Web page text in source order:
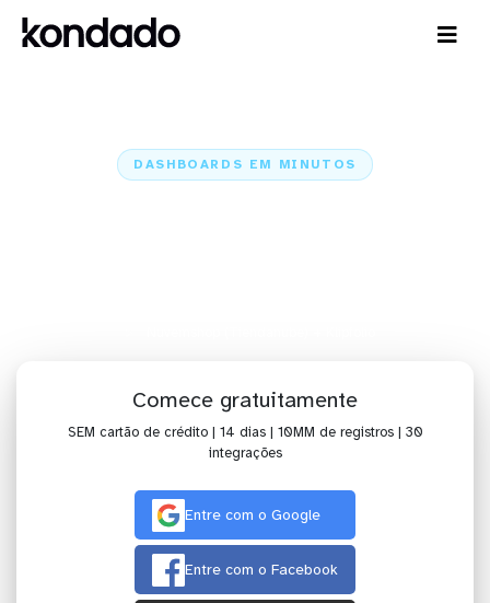
DASHBOARDS EM MINUTOS
Comece gratuitamente
SEM cartão de crédito | 14 dias | 10MM de registros | 30
integrações
Entre com o Google
Entre com o Facebook